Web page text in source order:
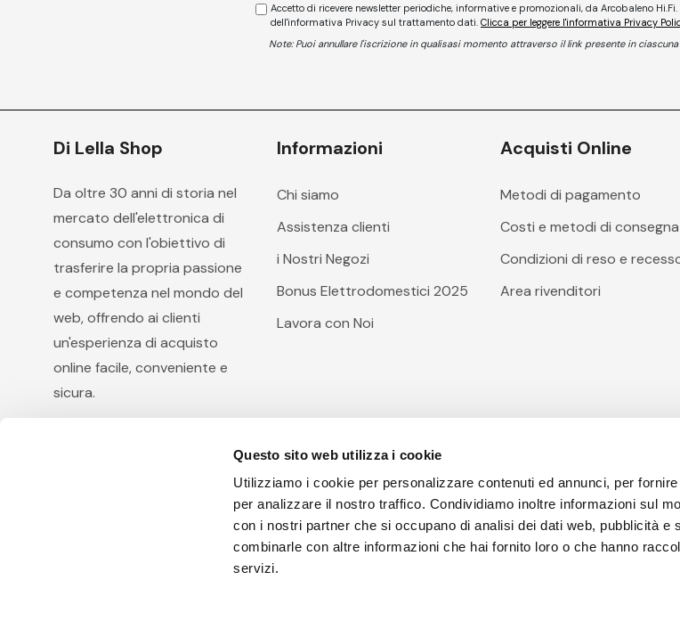
Questo sito web utilizza i cookie
Utilizziamo i cookie per personalizzare contenuti ed annunci, per
per analizzare il nostro traffico. Condividiamo inoltre informazioni sul
con i nostri partner che si occupano di analisi dei dati web, pubblicità e
combinarle con altre informazioni che hai fornito loro o che hanno
servizi.
Accetto di ricevere newsletter periodiche, informative e promozionali, da Arcobaleno
dell'informativa Privacy sul trattamento dati. Clicca per leggere l'informativa Privacy
Note: Puoi annullare l'iscrizione in qualisasi momento attraverso il link presente in
Di Lella Shop
Da oltre 30 anni di storia nel
mercato dell'elettronica di
consumo con l'obiettivo di
trasferire la propria passione
e competenza nel mondo del
web, offrendo ai clienti
un'esperienza di acquisto
online facile, conveniente e
sicura.
Informazioni
Chi siamo
Assistenza clienti
i Nostri Negozi
Bonus Elettrodomestici 2025
Lavora con Noi
Acquisti Online
Metodi di pagamento
Costi e metodi di consegna
Condizioni di reso e
Area rivenditori
Arcobaleno Hi.Fi. S.r.l, via Diocleziano 105, 80125 Napoli(NA), Codice Fiscale, Partita I.V.A e
I.V. - R.E.A.: 801371 E' vietata la riproduzione anche parziale l © Copyright Arcobaleno Hi.Fi.